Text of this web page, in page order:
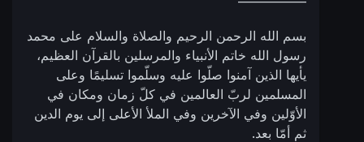
بسم الله الرحمن الرحيم والصلاة والسلام على محمد
رسول الله خاتم الأنبياء والمرسلين بالقرآن العظيم،
يأيها الذين آمنوا صلّوا عليه وسلّموا تسليمًا وعلى
المسلمين لربّ العالمين في كلّ زمان ومكان في
الأوّلين وفي الآخرين وفي الملأ الأعلى إلى يوم الدين
ثم أمّا بعد.